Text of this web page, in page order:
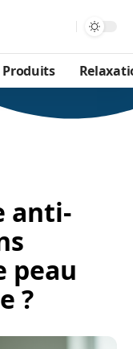
Produits
anti-
peau
?